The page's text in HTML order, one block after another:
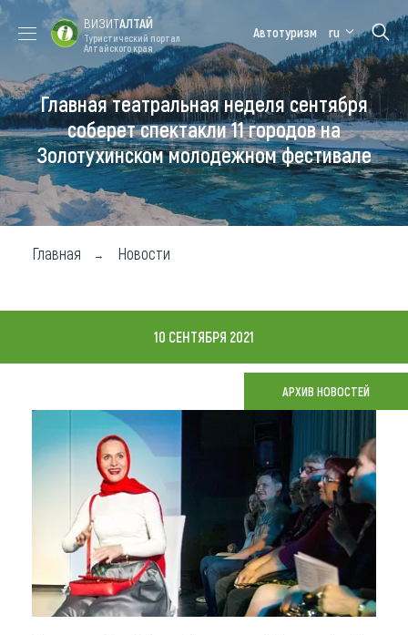
Форум VISIT
ALTAI
Цветение
маральника
Медицинский
форум
Алтайская
зимовка
Туры
Где побывать
Чем заняться
Карта
Что привезти (сувениры)
О регионе
Коллекция впечатлений
Другие рубрики
ВИЗИТАЛТАЙ
Туристический портал
Алтайского края
Автотуризм ru
Главная театральная неделя сентября
соберет спектакли 11 городов на
Золотухинском молодежном фестивале
Главная Новости
10 СЕНТЯБРЯ 2021
АРХИВ НОВОСТЕЙ